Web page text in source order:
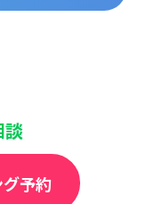
談
予約